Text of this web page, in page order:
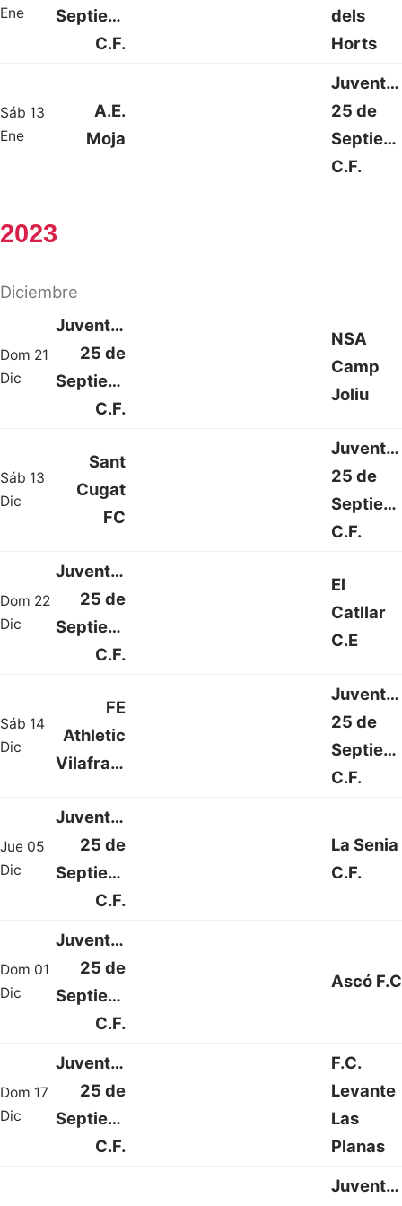
Ene
Septiembre
C.F.
dels
Horts
Sáb 13
Ene
A.E.
Moja
25 de
C.F.
2023
Diciembre
Dom 21
Dic
Juventud
25 de
Septiembre
C.F.
NSA
Camp
Joliu
Sáb 13
Dic
Sant
Cugat
FC
25 de
C.F.
Dom 22
Dic
Juventud
25 de
Septiembre
C.F.
El
Catllar
C.E
Sáb 14
Dic
FE
Athletic
Vilafranca
25 de
C.F.
Jue 05
Dic
Juventud
25 de
Septiembre
C.F.
La Senia
C.F.
Dom 01
Dic
Juventud
25 de
Septiembre
C.F.
Ascó F.C
Dom 17
Dic
Juventud
25 de
Septiembre
C.F.
F.C.
Levante
Las
Planas